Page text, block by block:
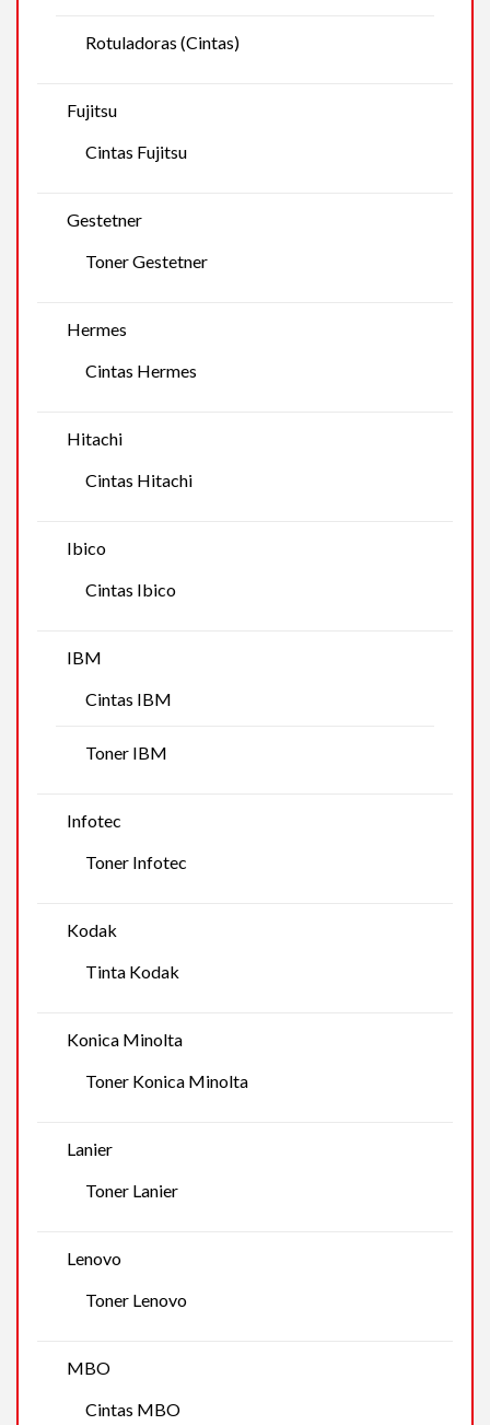
Rotuladoras (Cintas)
Fujitsu
Cintas Fujitsu
Gestetner
Toner Gestetner
Hermes
Cintas Hermes
Hitachi
Cintas Hitachi
Ibico
Cintas Ibico
IBM
Cintas IBM
Toner IBM
Infotec
Toner Infotec
Kodak
Tinta Kodak
Konica Minolta
Toner Konica Minolta
Lanier
Toner Lanier
Lenovo
Toner Lenovo
MBO
Cintas MBO